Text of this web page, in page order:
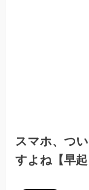
スマホ、つ
すよね【早起